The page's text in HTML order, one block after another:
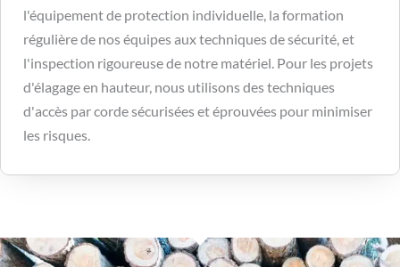
l'équipement de protection individuelle, la formation
régulière de nos équipes aux techniques de sécurité, et
l'inspection rigoureuse de notre matériel. Pour les projets
d'élagage en hauteur, nous utilisons des techniques
d'accès par corde sécurisées et éprouvées pour minimiser
les risques.